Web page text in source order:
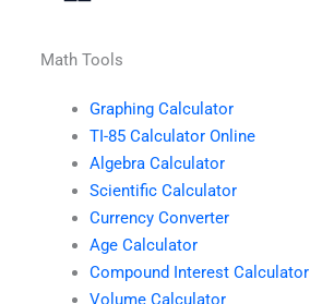
Math Tools
Graphing Calculator
TI-85 Calculator Online
Algebra Calculator
Scientific Calculator
Currency Converter
Age Calculator
Compound Interest Calculator
Volume Calculator